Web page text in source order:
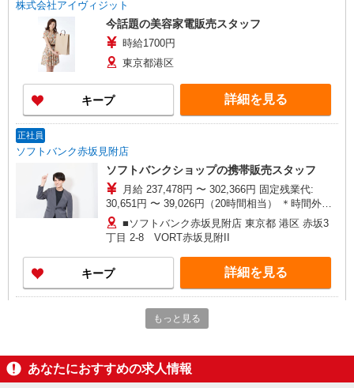
株式会社アイヴィジット
今話題の美容家電販売スタッフ
時給1700円
東京都港区
キープ 詳細を見る
正社員
ソフトバンク赤坂見附店
ソフトバンクショップの携帯販売スタッフ
月給 237,478円 〜 302,366円 固定残業代:
30,651円 〜 39,026円（20時間相当） ＊時間外手
当は時間外労働の有無にかかわらず、固定残業代
として支給し、相当時間を超える時間外労働分は
法定どおり追加で支給します。 試用期間あり 3ヶ
月 ※経験・能力による 【試用期間】月給 237478
円 〜 302366 円
■ソフトバンク赤坂見附店 東京都 港区 赤坂3
丁目 2‐8 VORT赤坂見附II
キープ 詳細を見る
タッフ
月給 260,000円 〜 322,000円 試用期間あり 6
もっと見る
あなたにおすすめの求人情報